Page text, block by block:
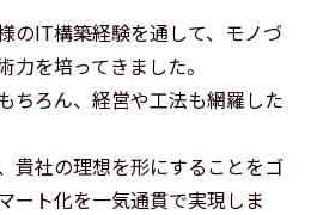
のIT構築経験を通して、モノづ
力を培ってきました。
ちろん、経営や工法も網羅した
貴社の理想を形にすることをゴ
ート化を一気通貫で実現しま